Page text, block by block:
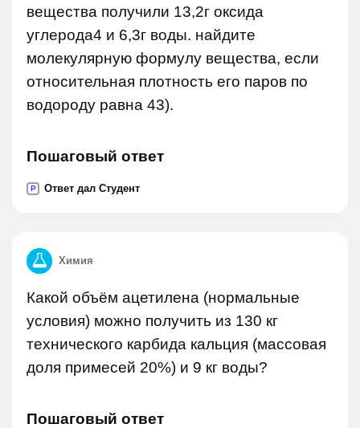
вещества получили 13,2г оксида
углерода4 и 6,3г воды. найдите
молекулярную формулу вещества, если
относительная плотность его паров по
водороду равна 43).
Пошаговый ответ
P Ответ дал Студент
Химия
Какой объём ацетилена (нормальные
условия) можно получить из 130 кг
технического карбида кальция (массовая
доля примесей 20%) и 9 кг воды?
Пошаговый ответ